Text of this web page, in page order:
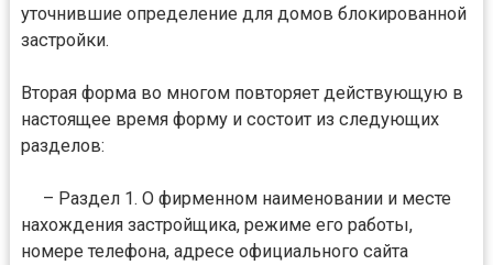
уточнившие определение для домов блокированной
застройки.
Вторая форма во многом повторяет действующую в
настоящее время форму и состоит из следующих
разделов:
– Раздел 1. О фирменном наименовании и месте
нахождения застройщика, режиме его работы,
номере телефона, адресе официального сайта